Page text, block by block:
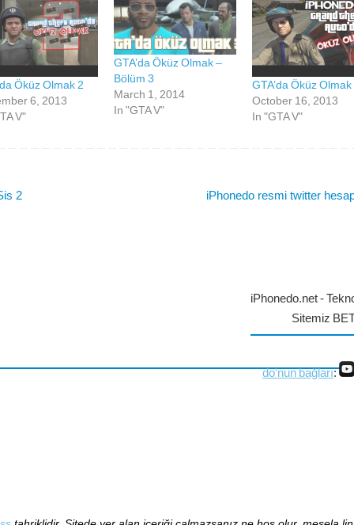
Öküz Olmak 2
6, 2013
V"
GTA’da Öküz Olmak –
Bölüm 3
March 1, 2014
In "GTA V"
GTA’da Öküz Olmak
October 16, 2013
In "GTA V"
2 iPhonedo resmi twitter
iPhonedo.net -
Sitemiz
do'nun bağları: